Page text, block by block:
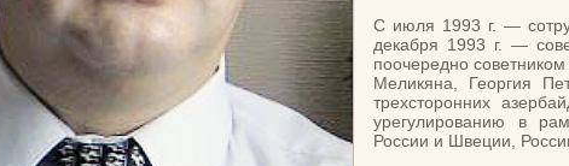
С июля 1993 г. —
декабря 1993 г. —
поочередно
Меликяна, Георгия
трехсторонних
урегулированию в
России и Швеции,